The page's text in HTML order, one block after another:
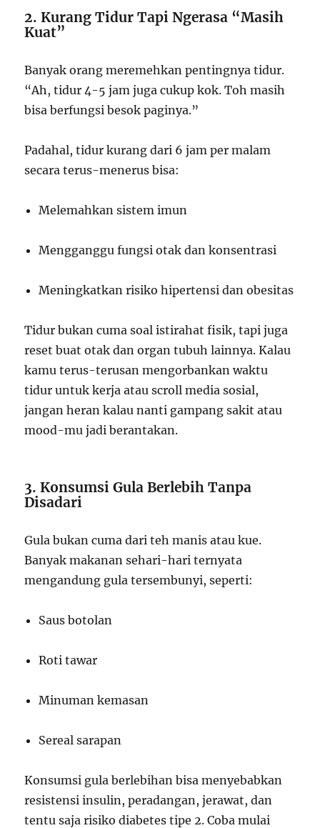
2. Kurang Tidur Tapi Ngerasa “Masih
Kuat”
Banyak orang meremehkan pentingnya tidur.
“Ah, tidur 4-5 jam juga cukup kok. Toh masih
bisa berfungsi besok paginya.”
Padahal, tidur kurang dari 6 jam per malam
secara terus-menerus bisa:
Melemahkan sistem imun
Mengganggu fungsi otak dan konsentrasi
Meningkatkan risiko hipertensi dan obesitas
Tidur bukan cuma soal istirahat fisik, tapi juga
reset buat otak dan organ tubuh lainnya. Kalau
kamu terus-terusan mengorbankan waktu
tidur untuk kerja atau scroll media sosial,
jangan heran kalau nanti gampang sakit atau
mood-mu jadi berantakan.
3. Konsumsi Gula Berlebih Tanpa
Disadari
Gula bukan cuma dari teh manis atau kue.
Banyak makanan sehari-hari ternyata
mengandung gula tersembunyi, seperti:
Saus botolan
Roti tawar
Minuman kemasan
Sereal sarapan
Konsumsi gula berlebihan bisa menyebabkan
resistensi insulin, peradangan, jerawat, dan
tentu saja risiko diabetes tipe 2. Coba mulai